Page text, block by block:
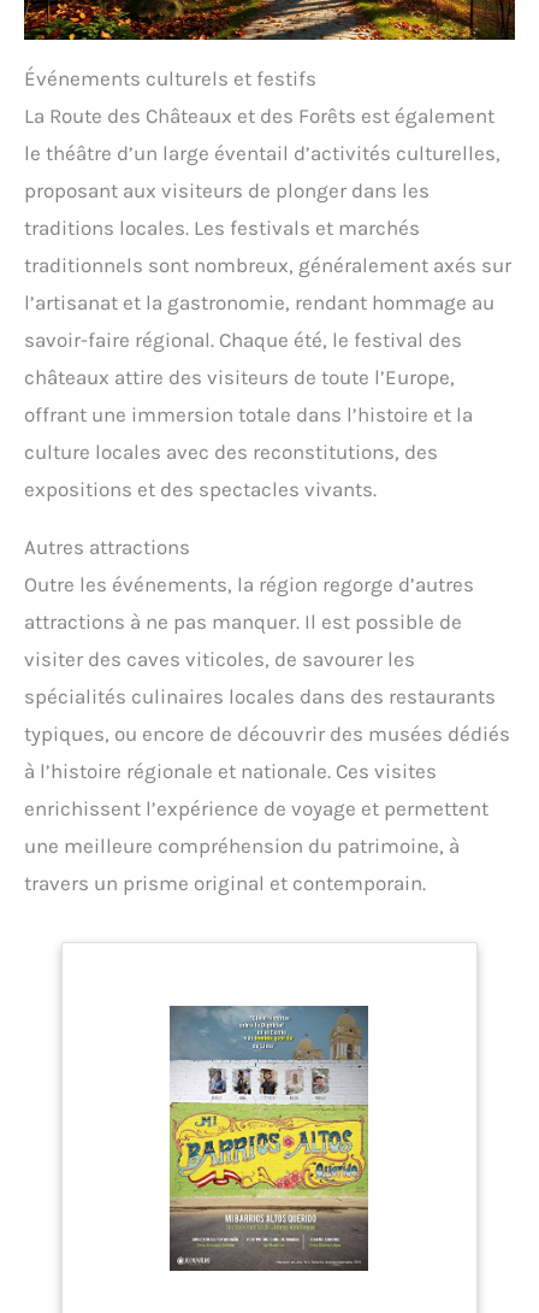
Événements culturels et festifs
La Route des Châteaux et des Forêts est également
le théâtre d’un large éventail d’activités culturelles,
proposant aux visiteurs de plonger dans les
traditions locales. Les festivals et marchés
traditionnels sont nombreux, généralement axés sur
l’artisanat et la gastronomie, rendant hommage au
savoir-faire régional. Chaque été, le festival des
châteaux attire des visiteurs de toute l’Europe,
offrant une immersion totale dans l’histoire et la
culture locales avec des reconstitutions, des
expositions et des spectacles vivants.
Autres attractions
Outre les événements, la région regorge d’autres
attractions à ne pas manquer. Il est possible de
visiter des caves viticoles, de savourer les
spécialités culinaires locales dans des restaurants
typiques, ou encore de découvrir des musées dédiés
à l’histoire régionale et nationale. Ces visites
enrichissent l’expérience de voyage et permettent
une meilleure compréhension du patrimoine, à
travers un prisme original et contemporain.